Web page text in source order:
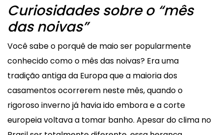
Curiosidades sobre o “mês
das noivas”
Você sabe o porquê de maio ser popularmente
conhecido como o mês das noivas? Era uma
tradição antiga da Europa que a maioria dos
casamentos ocorrerem neste mês, quando o
rigoroso inverno já havia ido embora e a corte
europeia voltava a tomar banho. Apesar do clima no